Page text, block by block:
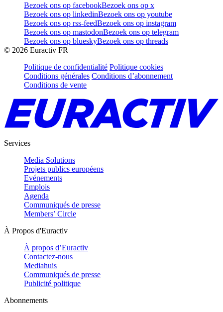
Bezoek ons op facebookBezoek ons op x
Bezoek ons op linkedinBezoek ons op youtube
Bezoek ons op rss-feedBezoek ons op instagram
Bezoek ons op mastodonBezoek ons op telegram
Bezoek ons op blueskyBezoek ons op threads
© 2026 Euractiv FR
Politique de confidentialité Politique cookies
Conditions générales Conditions d’abonnement
Conditions de vente
Services
Media Solutions
Projets publics européens
Evénements
Emplois
Agenda
Communiqués de presse
Members’ Circle
À Propos d'Euractiv
À propos d’Euractiv
Contactez-nous
Mediahuis
Communiqués de presse
Publicité politique
Abonnements